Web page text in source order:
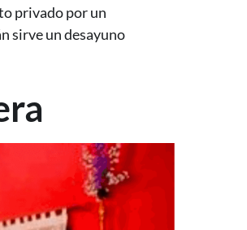
privado por un
sirve un desayuno